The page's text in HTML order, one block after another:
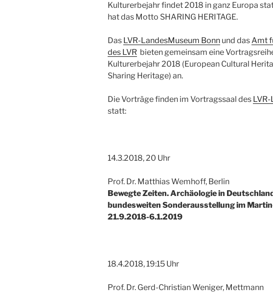
Kulturerbejahr findet 2018 in ganz Europa
hat das Motto SHARING HERITAGE.
Das LVR-LandesMuseum Bonn und dasAmt
des LVR bieten gemeinsam eine
Kulturerbejahr 2018 (European Cultural
Sharing Heritage) an.
Die Vorträge finden im Vortragssaal des
statt:
14.3.2018, 20 Uhr
Prof. Dr. Matthias Wemhoff, Berlin
Bewegte Zeiten. Archäologie in
bundesweiten Sonderausstellung im
21.9.2018-6.1.2019
18.4.2018, 19:15 Uhr
Prof. Dr. Gerd-Christian Weniger, Mettmann